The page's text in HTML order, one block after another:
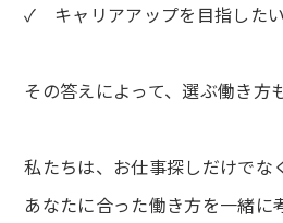
✓ キャリアアップを目指したい
その答えによって、選ぶ働き方
私たちは、お仕事探しだけでな
あなたに合った働き方を一緒に